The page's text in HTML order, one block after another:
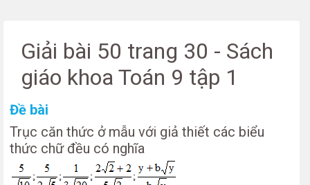
Giải bài 50 trang 30 - Sách
giáo khoa Toán 9 tập 1
Đề bài
Trục căn thức ở mẫu với giả thiết các biểu
thức chữ đều có nghĩa